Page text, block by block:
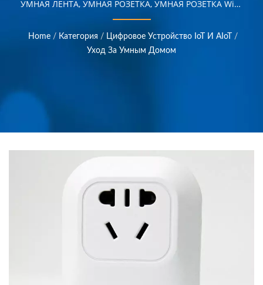
ТАЙМЕРОМ WI-FI/
ТАЙВАНЬСКИЙ
ПОСТАВЩИК
ОТ ПЕРЕНАПРЯЖЕНИЯ
ПЕРЕМЕННОГО ТОКА,
УНИВЕРСАЛЬНОГО
ДОРОЖНОГО
АДАПТЕРА,
ПРЕОБРАЗОВАТЕЛЯ,
ЗАРЯДНОГО
УСТРОЙСТВА USB, PDU
УМНАЯ ЛЕНТА, УМНАЯ РОЗЕТКА, УМНАЯ РОЗЕТКА WiFi,
УМНАЯ РОЗЕТКА BLUETOOTHБолее 35 лет надежного
опыта OEM и ODM в предоставлении продуктов,
которые соответствуют потребностям приложений
Home / Категория / Цифровое Устройство IoT И AIoT
/
Уход За Умным Домом